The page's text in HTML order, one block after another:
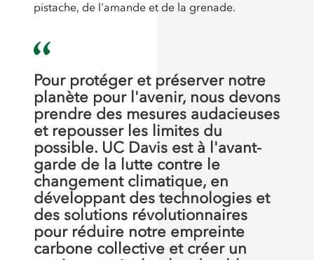
pistache, de l'amande et de la grenade.
Pour protéger et préserver notre
planète pour l'avenir, nous devons
prendre des mesures audacieuses
et repousser les limites du
possible. UC Davis est à l'avant-
garde de la lutte contre le
changement climatique, en
développant des technologies et
des solutions révolutionnaires
pour réduire notre empreinte
carbone collective et créer un